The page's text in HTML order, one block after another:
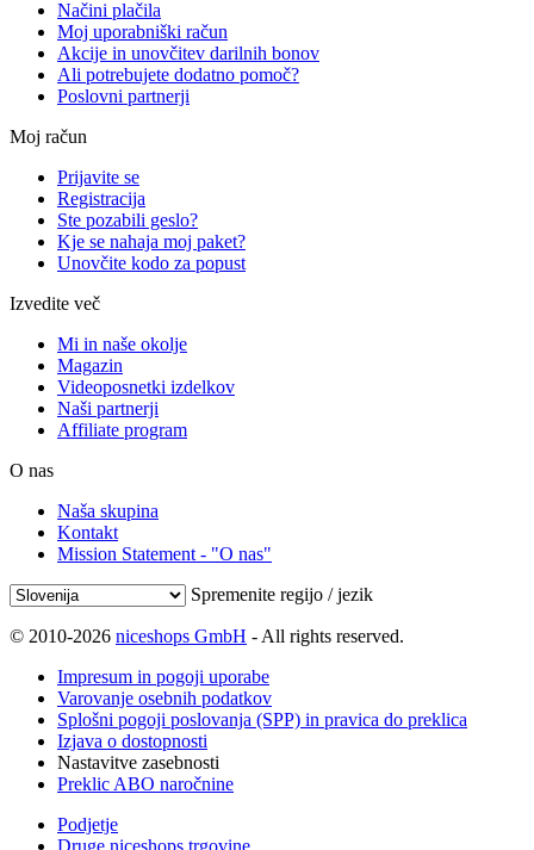
Načini plačila
Moj uporabniški račun
Akcije in unovčitev darilnih bonov
Ali potrebujete dodatno pomoč?
Poslovni partnerji
Moj račun
Prijavite se
Registracija
Ste pozabili geslo?
Kje se nahaja moj paket?
Unovčite kodo za popust
Izvedite več
Mi in naše okolje
Magazin
Videoposnetki izdelkov
Naši partnerji
Affiliate program
O nas
Naša skupina
Kontakt
Mission Statement - "O nas"
Spremenite regijo / jezik
© 2010-2026 niceshops GmbH - All rights reserved.
Impresum in pogoji uporabe
Varovanje osebnih podatkov
Splošni pogoji poslovanja (SPP) in pravica do preklica
Izjava o dostopnosti
Nastavitve zasebnosti
Preklic ABO naročnine
Podjetje
Druge niceshops trgovine